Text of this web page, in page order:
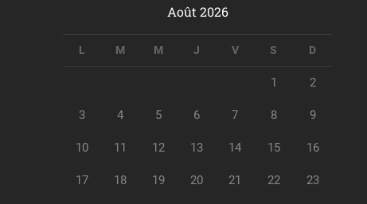
Août 2026
L M M J V S D
1 2
3 4 5 6 7 8 9
10 11 12 13 14 15 16
17 18 19 20 21 22 23